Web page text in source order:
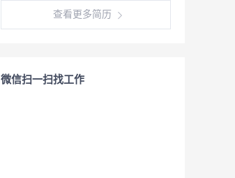
查看更多简历
微信扫一扫找工作